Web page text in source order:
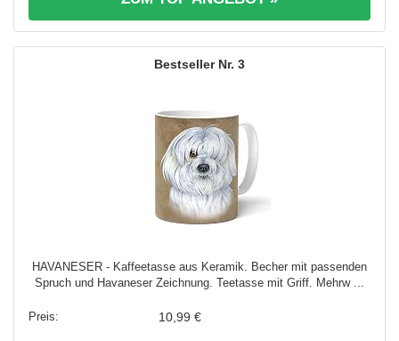
3
HAVANESER - Kaffeetasse aus Keramik. Becher mit passenden
Spruch und Havaneser Zeichnung. Teetasse mit Griff. Mehrw ...
10,99 €